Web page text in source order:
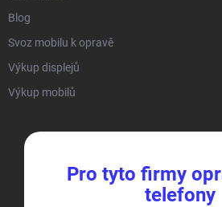
Blog
Svoz mobilu k opravě
Výkup displejů
Výkup mobilů
Pro tyto firmy
telefony